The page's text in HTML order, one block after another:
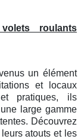
roulants
un élément
et locaux
et pratiques, ils
large gamme
Découvrez
leurs atouts et les